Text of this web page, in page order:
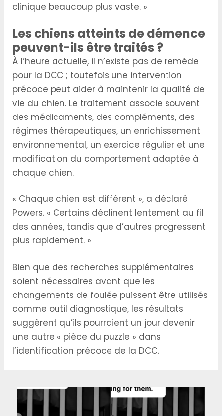
clinique beaucoup plus vaste. »
Les chiens atteints de démence
peuvent-ils être traités ?
À l’heure actuelle, il n’existe pas de remède
pour la DCC ; toutefois une intervention
précoce peut aider à maintenir la qualité de
vie du chien. Le traitement associe souvent
des médicaments, des compléments, des
régimes thérapeutiques, un enrichissement
environnemental, un exercice régulier et une
modification du comportement adaptée à
chaque chien.
« Chaque chien est différent », a déclaré
Powers. « Certains déclinent lentement au fil
des années, tandis que d’autres progressent
plus rapidement. »
Bien que des recherches supplémentaires
soient nécessaires avant que les
changements de foulée puissent être utilisés
comme outil diagnostique, les résultats
suggèrent qu’ils pourraient un jour devenir
une autre « pièce du puzzle » dans
l’identification précoce de la DCC.